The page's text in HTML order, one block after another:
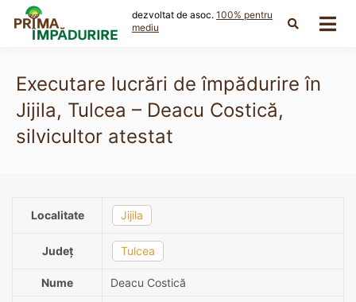
content
dezvoltat de asoc. 100% pentru
mediu
Executare lucrări de împădurire în
Jijila, Tulcea – Deacu Costică,
silvicultor atestat
Localitate Jijila
Județ Tulcea
Nume
Deacu Costică